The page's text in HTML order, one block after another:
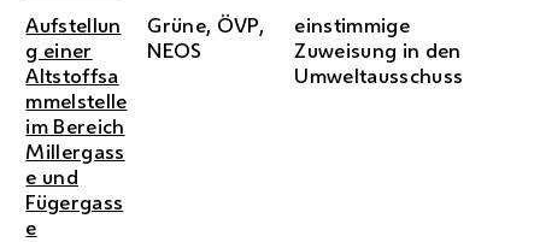
Aufstellun
g einer
Altstoffsa
mmelstelle
im Bereich
Millergass
e und
Fügergass
e
Grüne, ÖVP,
NEOS
einstimmige
Zuweisung in den
Umweltausschuss